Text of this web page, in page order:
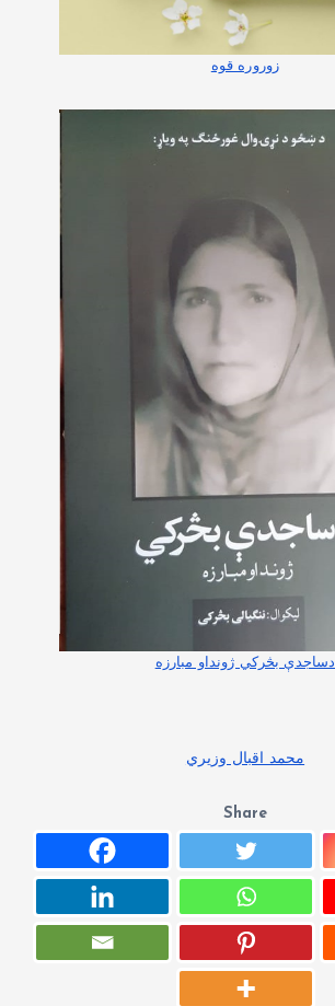
زوروره قوه
دساجدې بڅرکي ژونداو مبارزه
محمد اقبال وزیري
Share